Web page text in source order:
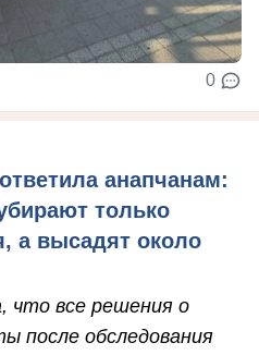
0
анапчанам:
только
а высадят около
что все решения о
после обследования